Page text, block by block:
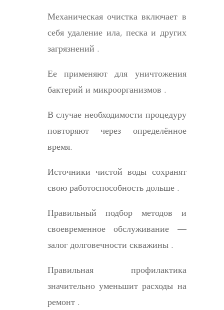
Механическая очистка включает в
себя удаление ила, песка и других
загрязнений .
Ее применяют для уничтожения
бактерий и микроорганизмов .
В случае необходимости процедуру
повторяют через определённое
время.
Источники чистой воды сохранят
свою работоспособность дольше .
Правильный подбор методов и
своевременное обслуживание —
залог долговечности скважины .
Правильная профилактика
значительно уменьшит расходы на
ремонт .